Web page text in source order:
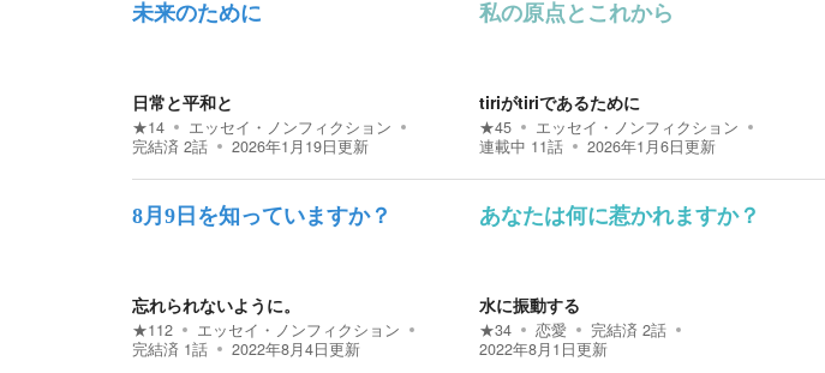
未来のために
日常と平和と
★14
エッセイ・ノンフィクション
完結済 2話 2026年1月19日更新
私の原点とこれから
tiriがtiriであるために
★45
エッセイ・ノンフィクション
連載中 11話 2026年1月6日更新
8月9日を知っていますか？
忘れられないように。
★112
エッセイ・ノンフィクション
完結済 1話 2022年8月4日更新
あなたは何に惹かれますか？
水に振動する
★34 恋愛 完結済 2話
2022年8月1日更新